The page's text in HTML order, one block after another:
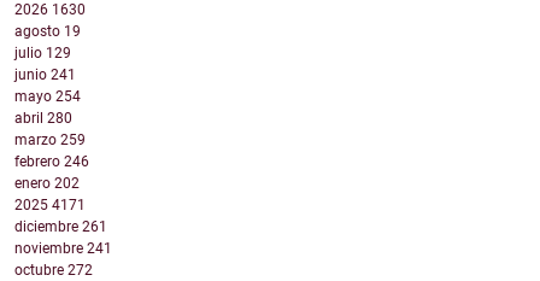
2026 1630
agosto 19
julio 129
junio 241
mayo 254
abril 280
marzo 259
febrero 246
enero 202
2025 4171
diciembre 261
noviembre 241
octubre 272